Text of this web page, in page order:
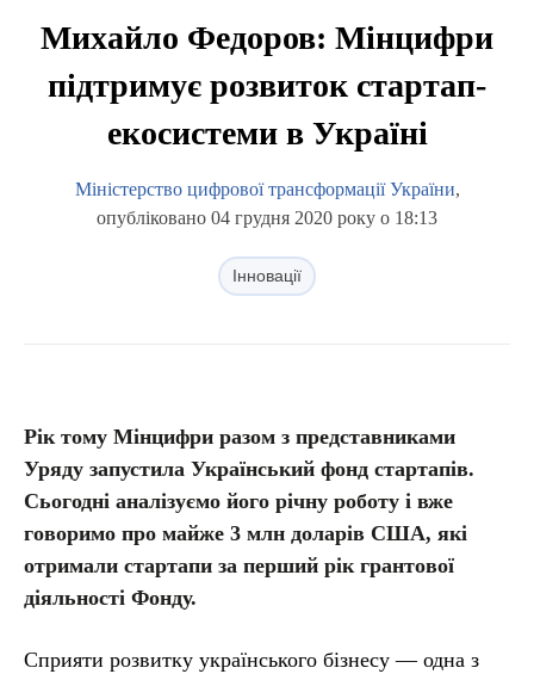
Михайло Федоров: Мінцифри
підтримує розвиток стартап-
екосистеми в Україні
Міністерство цифрової трансформації України,
опубліковано 04 грудня 2020 року о 18:13
Інновації
Рік тому Мінцифри разом з представниками
Уряду запустила Український фонд стартапів.
Сьогодні аналізуємо його річну роботу і вже
говоримо про майже 3 млн доларів США, які
отримали стартапи за перший рік грантової
діяльності Фонду.
Сприяти розвитку українського бізнесу — одна з